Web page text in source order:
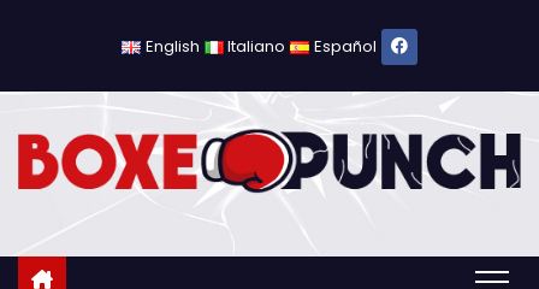
c
English Italiano Español